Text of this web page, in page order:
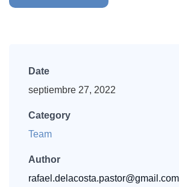
Date
septiembre 27, 2022
Category
Team
Author
rafael.delacosta.pastor@gmail.com